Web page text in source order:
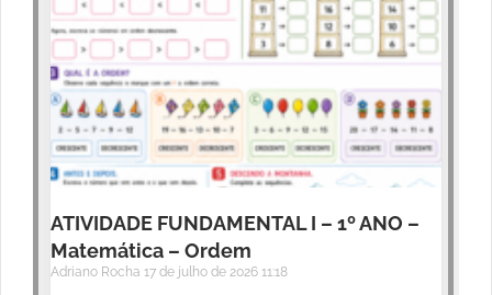
ATIVIDADE FUNDAMENTAL I – 1º ANO –
Matemática – Ordem
Adriano Rocha 17 de julho de 2026 11:18